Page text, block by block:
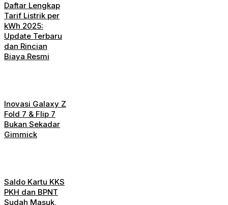
Daftar Lengkap
Tarif Listrik per
kWh 2025:
Update Terbaru
dan Rincian
Biaya Resmi
Inovasi Galaxy Z
Fold 7 & Flip 7
Bukan Sekadar
Gimmick
Saldo Kartu KKS
PKH dan BPNT
Sudah Masuk,